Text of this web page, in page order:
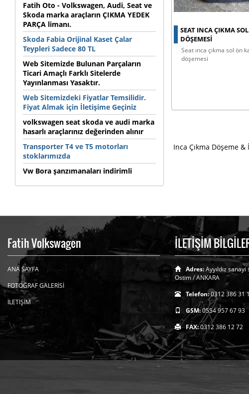
Fatih Oto - Volkswagen, Audi, Seat ve
Skoda marka araçların ÇIKMA YEDEK
PARÇA limanı.
Skoda Fabia Orijinal Kaset Çalar
Teypleri Sadece 80 TL
Web Sitemizde Bulunan Parçaların
Ticari Amaçlı Farklı Sitelerde
Yayınlanması Yasaktır.
Web Sitemizdeki Fiyatlar Temsilidir.
Fiyat Almak için İletişime Geçiniz
volkswagen seat skoda ve audi marka
hasarlı araçlarınız değerinden alınır
Transporter T4 ve T5 motorları
stoklarımızda
Vw Bora şanzımanaları indirimli
SEAT INCA ÇIKMA
DÖŞEMESI
seat ınca çıkma sol ön kapı
döşemesi
Inca Çıkma Döşeme &
Fatih Volkswagen
ANA SAYFA
FOTOĞRAF GALERİSİ
İLETİŞİM
İLETİŞİM
Adres:Ayyıldız
Ostim / ANKARA
Telefon:0312 386 31
GSM:0554 957 67 93
FAX:0312 386 12 72